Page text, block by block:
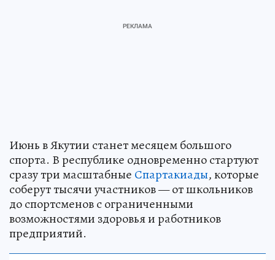
Июнь в Якутии станет месяцем большого
спорта. В республике одновременно стартуют
сразу три масштабные Спартакиады, которые
соберут тысячи участников — от школьников
до спортсменов с ограниченными
возможностями здоровья и работников
предприятий.